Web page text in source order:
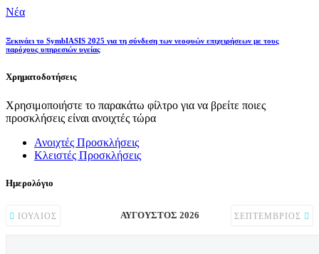
Νέα
Ξεκινάει το SymbIASIS 2025 για τη σύνδεση των νεοφυών επιχειρήσεων με τους
παρόχους υπηρεσιών υγείας
Χρηματοδοτήσεις
Χρησιμοποιήστε το παρακάτω φίλτρο για να βρείτε ποιες
προσκλήσεις είναι ανοιχτές τώρα
Ανοιχτές Προσκλήσεις
Κλειστές Προσκλήσεις
Ημερολόγιο
ΙΟΎΛΙΟΣ ΑΎΓΟΥΣΤΟΣ 2026 ΣΕΠΤΈΜΒΡΙΟΣ